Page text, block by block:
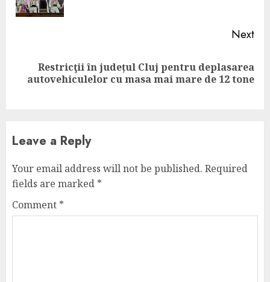
Next
Next
post:
Restricţii în județul Cluj pentru deplasarea
autovehiculelor cu masa mai mare de 12 tone
Leave a Reply
Your email address will not be published. Required
fields are marked *
Comment *